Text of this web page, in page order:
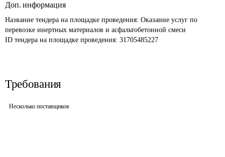
Доп. информация
Название тендера на площадке проведения: Оказание услуг по
перевозке инертных материалов и асфальтобетонной смеси
ID тендера на площадке проведения: 31705485227
Требования
Несколько поставщиков